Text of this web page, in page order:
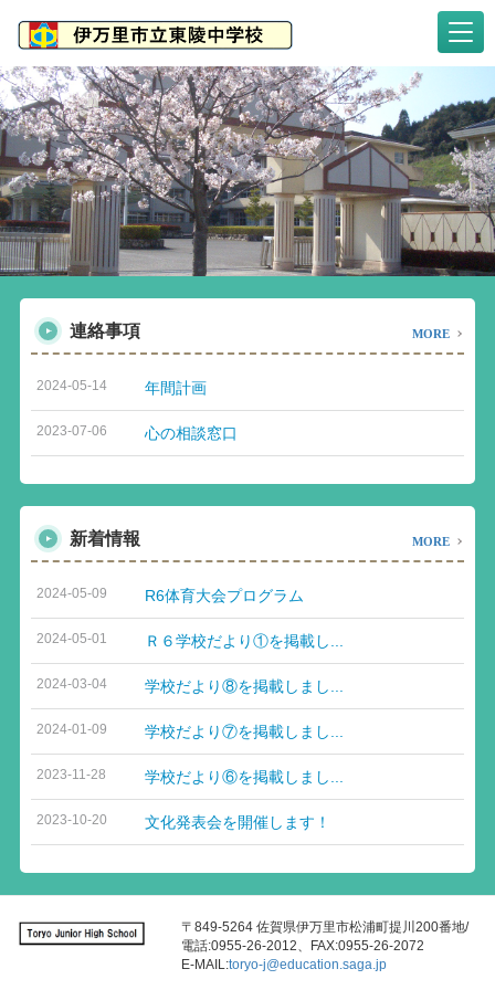
連絡事項 MORE
2024-05-14 年間計画
2023-07-06 心の相談窓口
新着情報 MORE
2024-05-09 R6体育大会プログラム
2024-05-01 Ｒ６学校だより①を掲載し...
2024-03-04 学校だより⑧を掲載しまし...
2024-01-09 学校だより⑦を掲載しまし...
2023-11-28 学校だより⑥を掲載しまし...
2023-10-20 文化発表会を開催します！
〒849-5264 佐賀県伊万里市松浦町提川200番地/
電話:0955-26-2012、FAX:0955-26-2072
E-MAIL:toryo-j@education.saga.jp